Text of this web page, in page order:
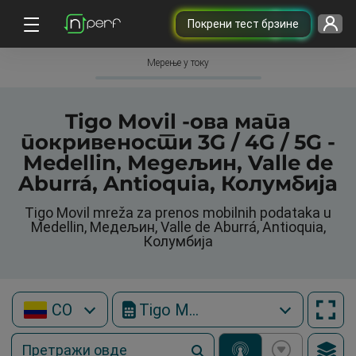
Покрени тест брзине
Мерење у току
Tigo Movil -ова мапа
покривености 3G / 4G / 5G -
Medellin, Медељин, Valle de
Aburrá, Antioquia, Колумбија
Tigo Movil mreža za prenos mobilnih podataka u
Medellin, Медељин, Valle de Aburrá, Antioquia,
Колумбија
CO Tigo Movil